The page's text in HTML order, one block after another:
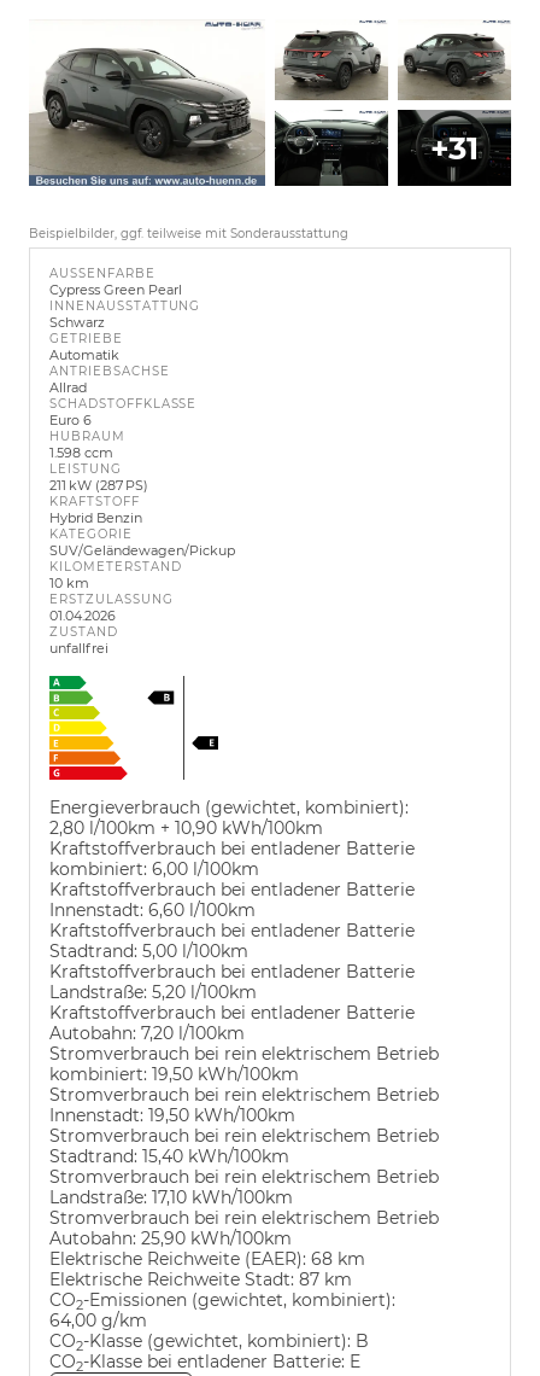
+31
Beispielbilder, ggf. teilweise mit Sonderausstattung
AUSSENFARBE
Cypress Green Pearl
INNENAUSSTATTUNG
Schwarz
GETRIEBE
Automatik
ANTRIEBSACHSE
Allrad
SCHADSTOFFKLASSE
Euro 6
HUBRAUM
1.598 ccm
LEISTUNG
211 kW (287 PS)
KRAFTSTOFF
Hybrid Benzin
KATEGORIE
SUV/Geländewagen/Pickup
KILOMETERSTAND
10 km
ERSTZULASSUNG
01.04.2026
ZUSTAND
unfallfrei
Energieverbrauch (gewichtet, kombiniert):
2,80 l/100km + 10,90 kWh/100km
Kraftstoffverbrauch bei entladener Batterie
kombiniert: 6,00 l/100km
Kraftstoffverbrauch bei entladener Batterie
Innenstadt: 6,60 l/100km
Kraftstoffverbrauch bei entladener Batterie
Stadtrand: 5,00 l/100km
Kraftstoffverbrauch bei entladener Batterie
Landstraße: 5,20 l/100km
Kraftstoffverbrauch bei entladener Batterie
Autobahn: 7,20 l/100km
Stromverbrauch bei rein elektrischem Betrieb
kombiniert: 19,50 kWh/100km
Stromverbrauch bei rein elektrischem Betrieb
Innenstadt: 19,50 kWh/100km
Stromverbrauch bei rein elektrischem Betrieb
Stadtrand: 15,40 kWh/100km
Stromverbrauch bei rein elektrischem Betrieb
Landstraße: 17,10 kWh/100km
Stromverbrauch bei rein elektrischem Betrieb
Autobahn: 25,90 kWh/100km
Elektrische Reichweite (EAER): 68 km
Elektrische Reichweite Stadt: 87 km
CO2-Emissionen (gewichtet, kombiniert):
64,00 g/km
CO2-Klasse (gewichtet, kombiniert): B
CO2-Klasse bei entladener Batterie: E